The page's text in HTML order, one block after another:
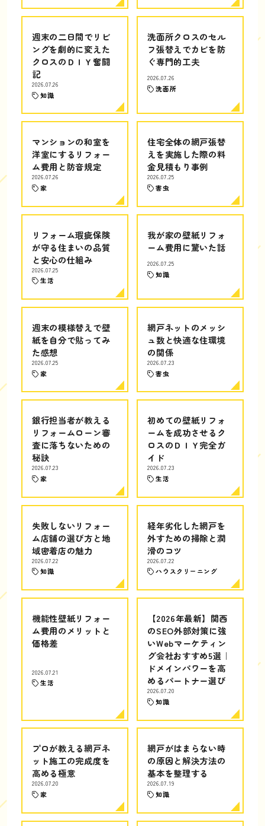
週末の二日間でリビ
ングを劇的に変えた
クロスのＤＩＹ奮闘
記
2026.07.26
知識
洗面所クロスのセル
フ張替えでカビを防
ぐ専門的工夫
2026.07.26
洗面所
マンションの和室を
洋室にするリフォー
ム費用と防音規定
2026.07.26
家
住宅全体の網戸張替
えを実施した際の料
金見積もり事例
2026.07.25
害虫
リフォーム瑕疵保険
が守る住まいの品質
と安心の仕組み
2026.07.25
生活
我が家の壁紙リフォ
ーム費用に驚いた話
2026.07.25
知識
週末の模様替えで壁
紙を自分で貼ってみ
た感想
2026.07.25
家
網戸ネットのメッシ
ュ数と快適な住環境
の関係
2026.07.23
害虫
銀行担当者が教える
リフォームローン審
査に落ちないための
秘訣
2026.07.23
家
初めての壁紙リフォ
ームを成功させるク
ロスのＤＩＹ完全ガ
イド
2026.07.23
生活
失敗しないリフォー
ム店舗の選び方と地
域密着店の魅力
2026.07.22
知識
経年劣化した網戸を
外すための掃除と潤
滑のコツ
2026.07.22
ハウスクリーニング
機能性壁紙リフォー
ム費用のメリットと
価格差
2026.07.21
生活
【2026年最新】関西
のSEO外部対策に強
いWebマーケティン
グ会社おすすめ5選｜
ドメインパワーを高
めるパートナー選び
2026.07.20
知識
プロが教える網戸ネ
ット施工の完成度を
高める極意
2026.07.20
家
網戸がはまらない時
の原因と解決方法の
基本を整理する
2026.07.19
知識